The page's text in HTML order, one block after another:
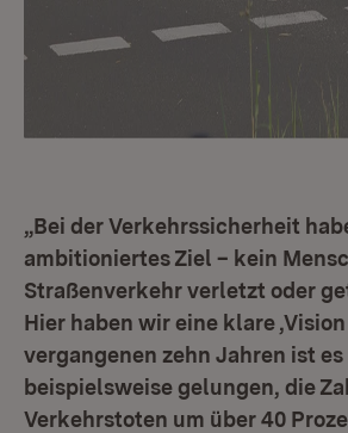
„Bei der Verkehrssicherheit
ambitioniertes Ziel – kein
Straßenverkehr verletzt oder
Hier haben wir eine klare ‚Vision
vergangenen zehn Jahren ist es
beispielsweise gelungen, die
Verkehrstoten um über 40